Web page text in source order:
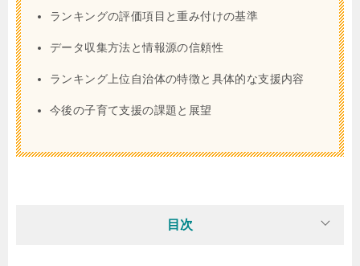
ランキングの評価項目と重み付けの基準
データ収集方法と情報源の信頼性
ランキング上位自治体の特徴と具体的な支援内容
今後の子育て支援の課題と展望
目次